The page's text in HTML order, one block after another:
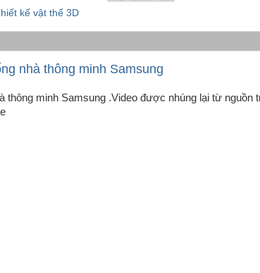
kế vật thể 3D
nhà thông minh Samsung
thông minh Samsung .Video được nhúng lại từ nguồn